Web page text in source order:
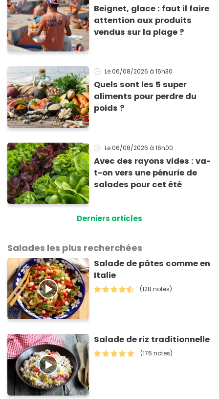
Beignet, glace : faut il faire
attention aux produits
vendus sur la plage ?
Le 06/08/2026 à 16h30
Quels sont les 5 super
aliments pour perdre du
poids ?
Le 06/08/2026 à 16h00
Avec des rayons vides : va-
t-on vers une pénurie de
salades pour cet été
Derniers articles
Salades les plus recherchées
Salade de pâtes comme en
Italie
(128 notes)
Salade de riz traditionnelle
(176 notes)